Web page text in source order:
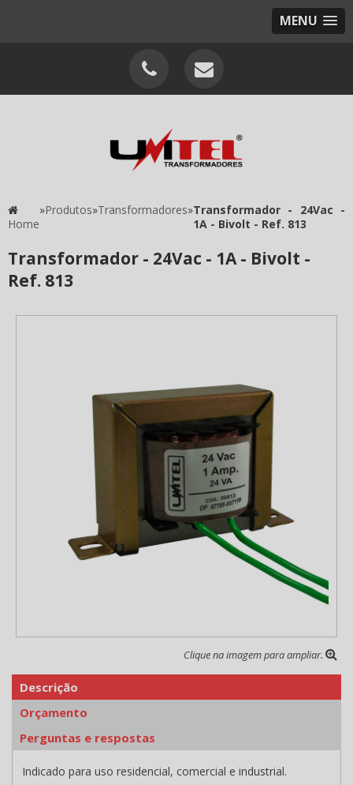
MENU
Home
»Produtos»Transformadores»Transformador - 24Vac -
1A - Bivolt - Ref. 813
Transformador - 24Vac - 1A - Bivolt -
Ref. 813
Clique na imagem para ampliar.
Descrição
Orçamento
Perguntas e respostas
Indicado para uso residencial, comercial e industrial.